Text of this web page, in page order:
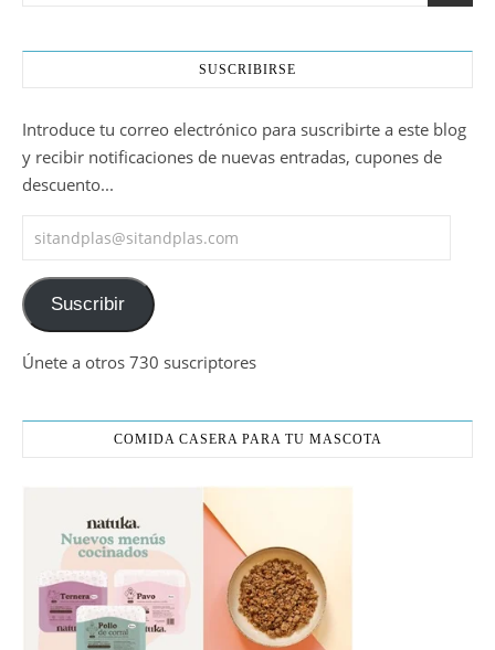
SUSCRIBIRSE
Introduce tu correo electrónico para suscribirte a este blog
y recibir notificaciones de nuevas entradas, cupones de
descuento...
sitandplas@sitandplas.com
Suscribir
Únete a otros 730 suscriptores
COMIDA CASERA PARA TU MASCOTA